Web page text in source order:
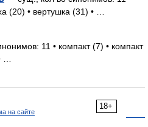
(20) • вертушка (31) • …
11 • компакт (7) • компакт
…
18+
на сайте